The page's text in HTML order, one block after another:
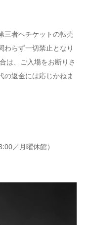
三者へチケットの転売
わらず一切禁止となり
は、ご入場をお断りさ
の返金には応じかねま
／月曜休館）